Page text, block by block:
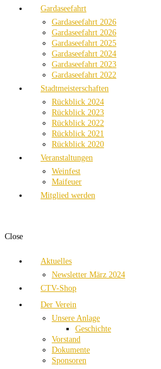
Gardaseefahrt
Gardaseefahrt 2026
Gardaseefahrt 2026
Gardaseefahrt 2025
Gardaseefahrt 2024
Gardaseefahrt 2023
Gardaseefahrt 2022
Stadtmeisterschaften
Rückblick 2024
Rückblick 2023
Rückblick 2022
Rückblick 2021
Rückblick 2020
Veranstaltungen
Weinfest
Maifeuer
Mitglied werden
Close
Aktuelles
Newsletter März 2024
CTV-Shop
Der Verein
Unsere Anlage
Geschichte
Vorstand
Dokumente
Sponsoren